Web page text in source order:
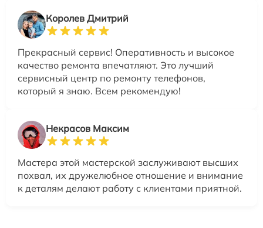
Королев Дмитрий
Прекрасный сервис! Оперативность и высокое
качество ремонта впечатляют. Это лучший
сервисный центр по ремонту телефонов,
который я знаю. Всем рекомендую!
Некрасов Максим
Мастера этой мастерской заслуживают высших
похвал, их дружелюбное отношение и внимание
к деталям делают работу с клиентами приятной.